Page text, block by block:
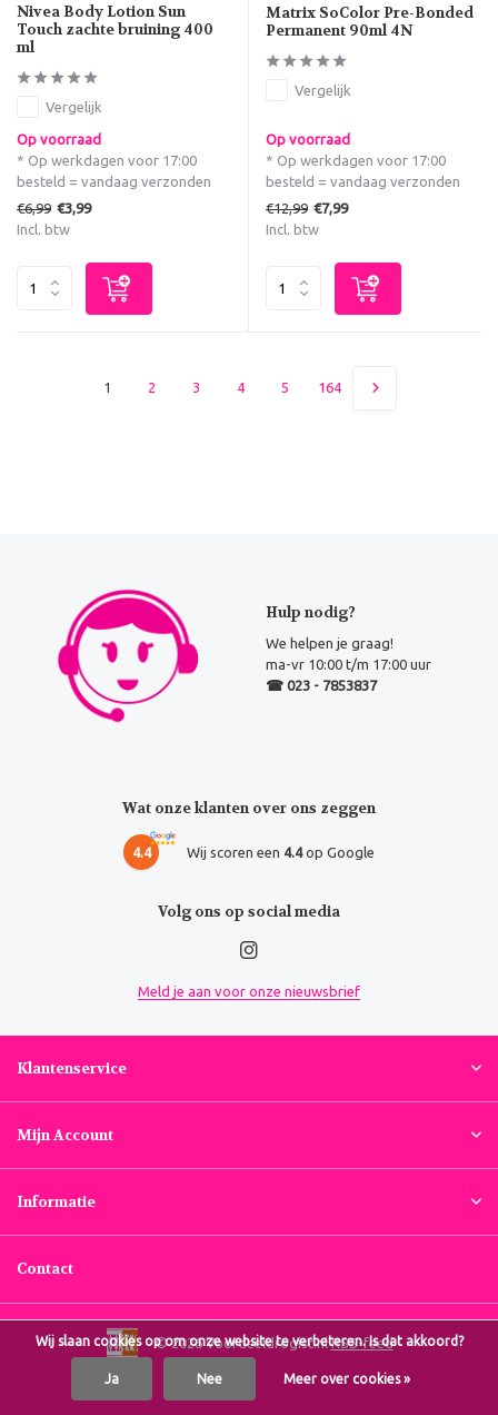
Nivea Body Lotion Sun
Touch zachte bruining 400
ml
Vergelijk
Op voorraad
* Op werkdagen voor 17:00
besteld = vandaag verzonden
€6,99 €3,99
Incl. btw
Matrix SoColor Pre-Bonded
Permanent 90ml 4N
Vergelijk
Op voorraad
* Op werkdagen voor 17:00
besteld = vandaag verzonden
€12,99 €7,99
Incl. btw
1 2 3 4 5 164
Hulp nodig?
We helpen je graag!
ma-vr 10:00 t/m 17:00 uur
☎ 023 - 7853837
Wat onze klanten over ons zeggen
4.4 Wij scoren een 4.4op Google
Volg ons op social media
Meld je aan voor onze nieuwsbrief
Klantenservice
Mijn Account
Informatie
Contact
© 2026 Voordeeldrogist.nlRSS-feed
Wij slaan cookies op om onze website te verbeteren. Is dat akkoord?
Ja Nee Meer over cookies »